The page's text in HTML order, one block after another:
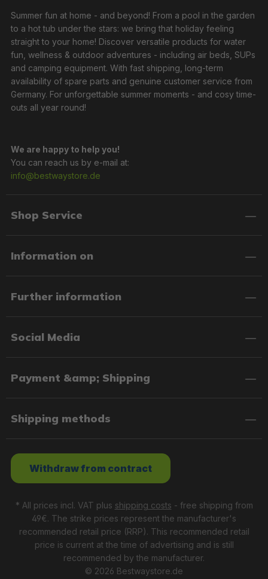
Summer fun at home - and beyond! From a pool in the garden
to a hot tub under the stars: we bring that holiday feeling
straight to your home! Discover versatile products for water
fun, wellness & outdoor adventures - including air beds, SUPs
and camping equipment. With fast shipping, long-term
availability of spare parts and genuine customer service from
Germany. For unforgettable summer moments - and cosy time-
outs all year round!
We are happy to help you!
You can reach us by e-mail at:
info@bestwaystore.de
Shop Service
Information on
Further information
Social Media
Payment &amp; Shipping
Shipping methods
Withdraw from contract
* All prices incl. VAT plus shipping costs - free shipping from
49€. The strike prices represent the manufacturer's
recommended retail price (RRP). This recommended retail
price is current at the time of advertising and is still
recommended by the manufacturer.
© 2026 Bestwaystore.de